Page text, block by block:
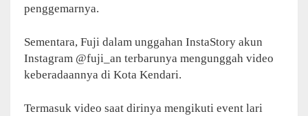
penggemarnya.
Sementara, Fuji dalam unggahan InstaStory akun
Instagram @fuji_an terbarunya mengunggah video
keberadaannya di Kota Kendari.
Termasuk video saat dirinya mengikuti event lari